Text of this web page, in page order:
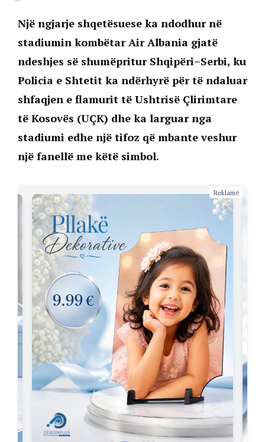
Një ngjarje shqetësuese ka ndodhur në
stadiumin kombëtar Air Albania gjatë
ndeshjes së shumëpritur Shqipëri–Serbi, ku
Policia e Shtetit ka ndërhyrë për të ndaluar
shfaqjen e flamurit të Ushtrisë Çlirimtare
të Kosovës (UÇK) dhe ka larguar nga
stadiumi edhe një tifoz që mbante veshur
një fanellë me këtë simbol.
Reklamë